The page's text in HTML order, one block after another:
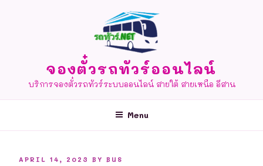
จองตั๋วรถทัวร์ออนไลน์
บริการจองตั๋วรถทัวร์ระบบออนไลน์ สายใต้ สายเหนือ อีสาน
Menu
POSTED
APRIL 14, 2023 BY BUS